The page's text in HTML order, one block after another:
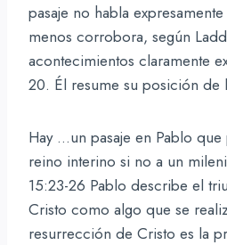
pasaje no habla
menos corrobora, según
acontecimientos claramente
20. Él resume su posición de
Hay …un pasaje en Pablo
reino interino si no a un
15:23-26 Pablo describe el
Cristo como algo que se
resurrección de Cristo es la